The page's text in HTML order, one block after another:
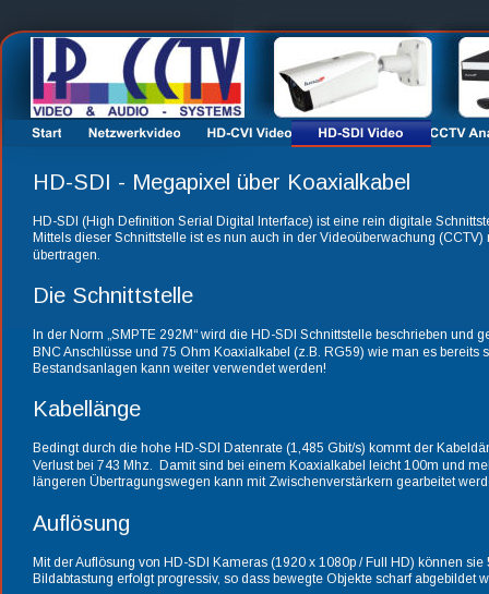
HD-SDI - Megapixel über Koaxialkabel
HD-SDI (High Definition Serial Digital Interface) ist eine rein digitale
Mittels dieser Schnittstelle ist es nun auch in der Videoüberwachung
übertragen.
Die Schnittstelle
In der Norm „SMPTE 292M“ wird die HD-SDI Schnittstelle beschrieben
BNC Anschlüsse und 75 Ohm Koaxialkabel (z.B. RG59) wie man es
Bestandsanlagen kann weiter verwendet werden!
Kabellänge
Bedingt durch die hohe HD-SDI Datenrate (1,485 Gbit/s) kommt der
Verlust bei 743 Mhz.  Damit sind bei einem Koaxialkabel leicht 100m und
längeren Übertragungswegen kann mit Zwischenverstärkern gearbeitet
Auflösung
Mit der Auflösung von HD-SDI Kameras (1920 x 1080p / Full HD) können
Bildabtastung erfolgt progressiv, so dass bewegte Objekte scharf abgebildet